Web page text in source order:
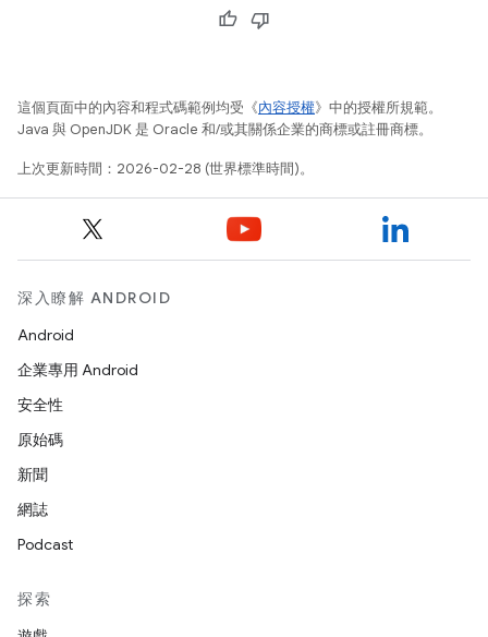
這個頁面中的內容和程式碼範例均受《內容授權》中的授權所規範。
Java 與 OpenJDK 是 Oracle 和/或其關係企業的商標或註冊商標。
上次更新時間：2026-02-28 (世界標準時間)。
深入瞭解 ANDROID
Android
企業專用 Android
安全性
原始碼
新聞
網誌
Podcast
探索